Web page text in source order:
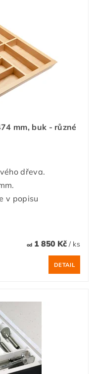
mm, buk - různé
dřeva.
v popisu
od1 850 Kč / ks
DETAIL